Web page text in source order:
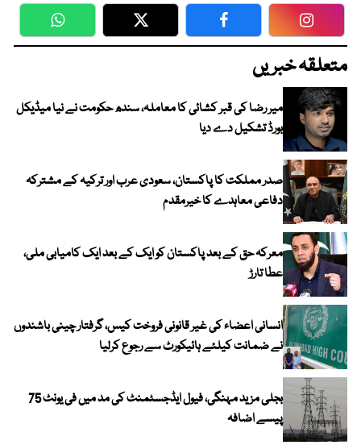
WhatsApp Twitter Facebook
متعلقہ خبریں
میر رضا کی قبر کشائی کا معاملہ، سندھ حکومت نے نیا میڈیکل
بورڈ تشکیل دے دیا
صدر مملکت کا پاکستان، سعودی عرب اور ترکیہ کے مشترکہ
دفاعی معاہدے کا خیرمقدم
معرکہ حق کے بعد پاکستان کو ایک کے بعد ایک کامیابی ملی،
عطا تارڑ
انسانی اعضاء کی غیر قانونی فروخت کیس، گرفتار چینی باشندوں
نے ضمانت کیلئے ہائیکورٹ سے رجوع کرلیا
بجلی مزید مہنگی، فیول ایڈجسٹمنٹ کی مد میں فی یونٹ 75
پیسے اضافہ